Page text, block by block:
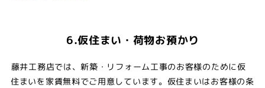
6.仮住まい・荷物お預かり
藤井工務店では、新築・リフォーム工事のお客様のために仮
住まいを家賃無料でご用意しています。仮住まいはお客様の条